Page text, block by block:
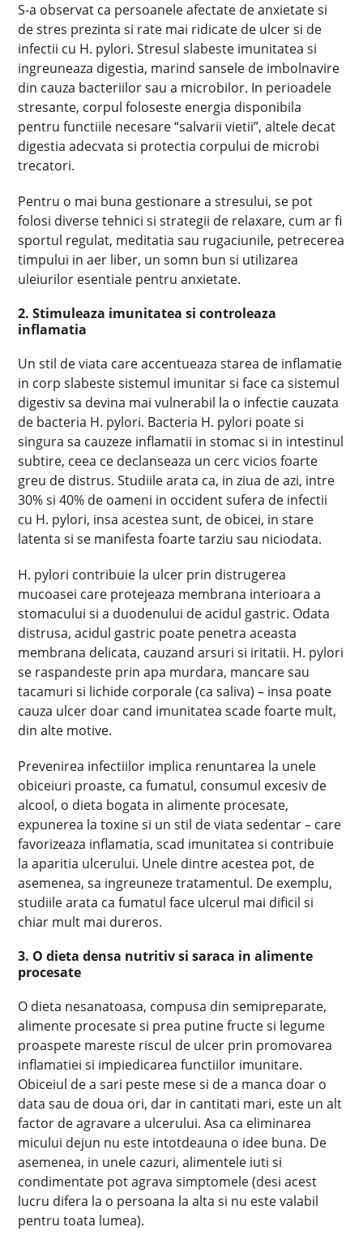
S-a observat ca persoanele afectate de anxietate si
de stres prezinta si rate mai ridicate de ulcer si de
infectii cu H. pylori. Stresul slabeste imunitatea si
ingreuneaza digestia, marind sansele de imbolnavire
din cauza bacteriilor sau a microbilor. In perioadele
stresante, corpul foloseste energia disponibila
pentru functiile necesare “salvarii vietii”, altele decat
digestia adecvata si protectia corpului de microbi
trecatori.
Pentru o mai buna gestionare a stresului, se pot
folosi diverse tehnici si strategii de relaxare, cum ar fi
sportul regulat, meditatia sau rugaciunile, petrecerea
timpului in aer liber, un somn bun si utilizarea
uleiurilor esentiale pentru anxietate.
2. Stimuleaza imunitatea si controleaza
inflamatia
Un stil de viata care accentueaza starea de inflamatie
in corp slabeste sistemul imunitar si face ca sistemul
digestiv sa devina mai vulnerabil la o infectie cauzata
de bacteria H. pylori. Bacteria H. pylori poate si
singura sa cauzeze inflamatii in stomac si in intestinul
subtire, ceea ce declanseaza un cerc vicios foarte
greu de distrus. Studiile arata ca, in ziua de azi, intre
30% si 40% de oameni in occident sufera de infectii
cu H. pylori, insa acestea sunt, de obicei, in stare
latenta si se manifesta foarte tarziu sau niciodata.
H. pylori contribuie la ulcer prin distrugerea
mucoasei care protejeaza membrana interioara a
stomacului si a duodenului de acidul gastric. Odata
distrusa, acidul gastric poate penetra aceasta
membrana delicata, cauzand arsuri si iritatii. H. pylori
se raspandeste prin apa murdara, mancare sau
tacamuri si lichide corporale (ca saliva) – insa poate
cauza ulcer doar cand imunitatea scade foarte mult,
din alte motive.
Prevenirea infectiilor implica renuntarea la unele
obiceiuri proaste, ca fumatul, consumul excesiv de
alcool, o dieta bogata in alimente procesate,
expunerea la toxine si un stil de viata sedentar – care
favorizeaza inflamatia, scad imunitatea si contribuie
la aparitia ulcerului. Unele dintre acestea pot, de
asemenea, sa ingreuneze tratamentul. De exemplu,
studiile arata ca fumatul face ulcerul mai dificil si
chiar mult mai dureros.
3. O dieta densa nutritiv si saraca in alimente
procesate
O dieta nesanatoasa, compusa din semipreparate,
alimente procesate si prea putine fructe si legume
proaspete mareste riscul de ulcer prin promovarea
inflamatiei si impiedicarea functiilor imunitare.
Obiceiul de a sari peste mese si de a manca doar o
data sau de doua ori, dar in cantitati mari, este un alt
factor de agravare a ulcerului. Asa ca eliminarea
micului dejun nu este intotdeauna o idee buna. De
asemenea, in unele cazuri, alimentele iuti si
condimentate pot agrava simptomele (desi acest
lucru difera la o persoana la alta si nu este valabil
pentru toata lumea).